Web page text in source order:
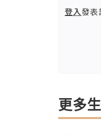
登入發表
更多